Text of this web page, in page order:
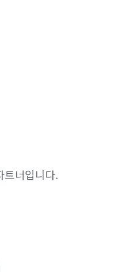
트너입니다.